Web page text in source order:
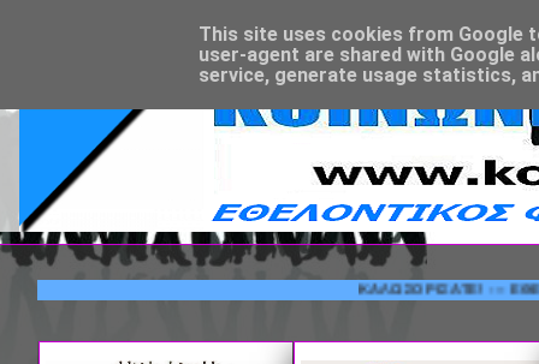
ΚΑΛΩΣΟΡΙΣΑΤΕ! ---
This site uses cookies from Google
user-agent are shared with Google
service, generate usage statistics,